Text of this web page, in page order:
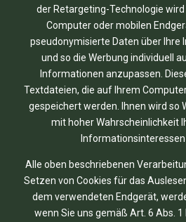
der Retargeting-Technologie
Computer oder mobilen
pseudonymisierte Daten über Ihre
und so die Werbung individuell
Informationen anzupassen.
Textdateien, die auf Ihrem
gespeichert werden. Ihnen wird so
mit hoher Wahrscheinlichkeit
Alle oben beschriebenen
Setzen von Cookies für das
dem verwendeten Endgerät,
wenn Sie uns gemäß Art. 6 Abs. 1